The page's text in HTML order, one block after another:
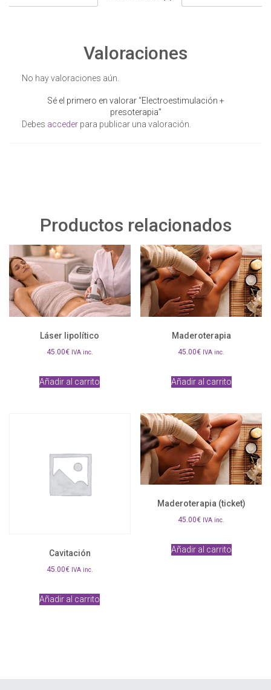
Valoraciones
No hay valoraciones aún.
Sé el primero en valorar “Electroestimulación +
presoterapia”
Debes acceder para publicar una valoración.
Productos relacionados
Láser lipolítico
45.00€ IVA inc.
Añadir al carrito
Maderoterapia
45.00€ IVA inc.
Añadir al carrito
Cavitación
45.00€ IVA inc.
Añadir al carrito
Maderoterapia (ticket)
45.00€ IVA inc.
Añadir al carrito